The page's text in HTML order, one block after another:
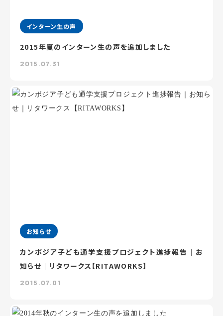
インターン生の声
2015年夏のインターン生の声を追加しました
2015.07.31
お知らせ
カンボジア子ども通学支援プロジェクト進捗報告｜お
知らせ｜リタワークス【RITAWORKS】
2015.07.01